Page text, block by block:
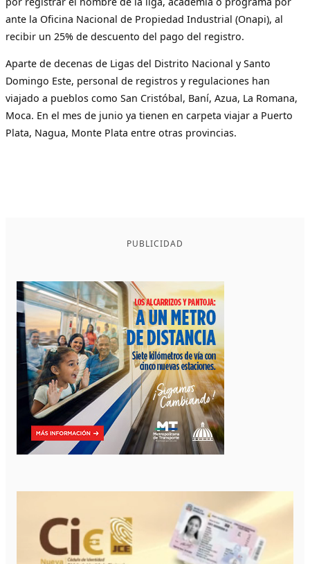
ante la Oficina Nacional de Propiedad Industrial (Onapi), al
recibir un 25% de descuento del pago del registro.
Aparte de decenas de Ligas del Distrito Nacional y Santo
Domingo Este, personal de registros y regulaciones han
viajado a pueblos como San Cristóbal, Baní, Azua, La Romana,
Moca. En el mes de junio ya tienen en carpeta viajar a Puerto
Plata, Nagua, Monte Plata entre otras provincias.
PUBLICIDAD